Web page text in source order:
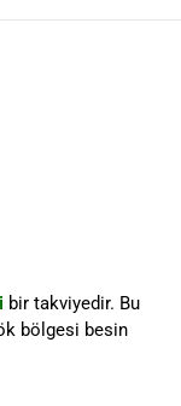
bir takviyedir. Bu
bölgesi besin